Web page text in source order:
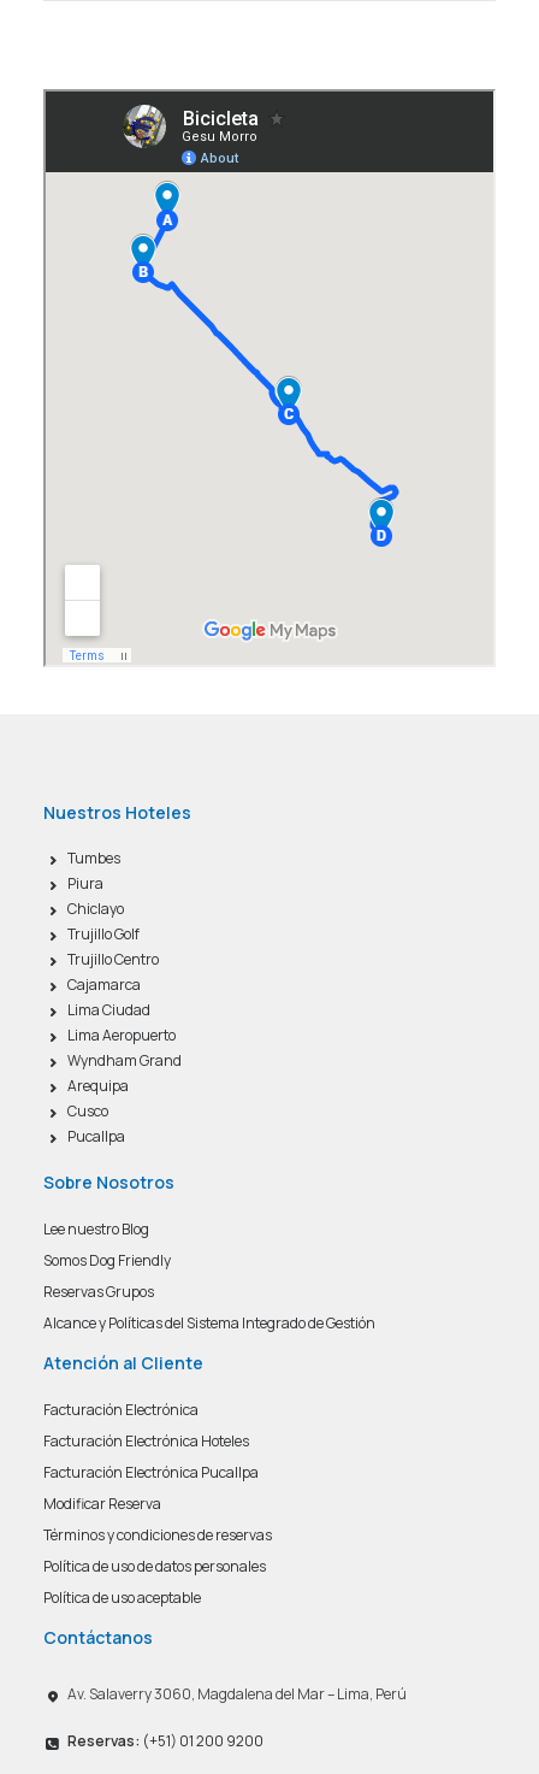
Nuestros Hoteles
Tumbes
Piura
Chiclayo
Trujillo Golf
Trujillo Centro
Cajamarca
Lima Ciudad
Lima Aeropuerto
Wyndham Grand
Arequipa
Cusco
Pucallpa
Sobre Nosotros
Lee nuestro Blog
Somos Dog Friendly
Reservas Grupos
Alcance y Políticas del Sistema Integrado de Gestión
Atención al Cliente
Facturación Electrónica
Facturación Electrónica Hoteles
Facturación Electrónica Pucallpa
Modificar Reserva
Términos y condiciones de reservas
Política de uso de datos personales
Política de uso aceptable
Contáctanos
Av. Salaverry 3060, Magdalena del Mar – Lima, Perú
Reservas: (+51) 01 200 9200